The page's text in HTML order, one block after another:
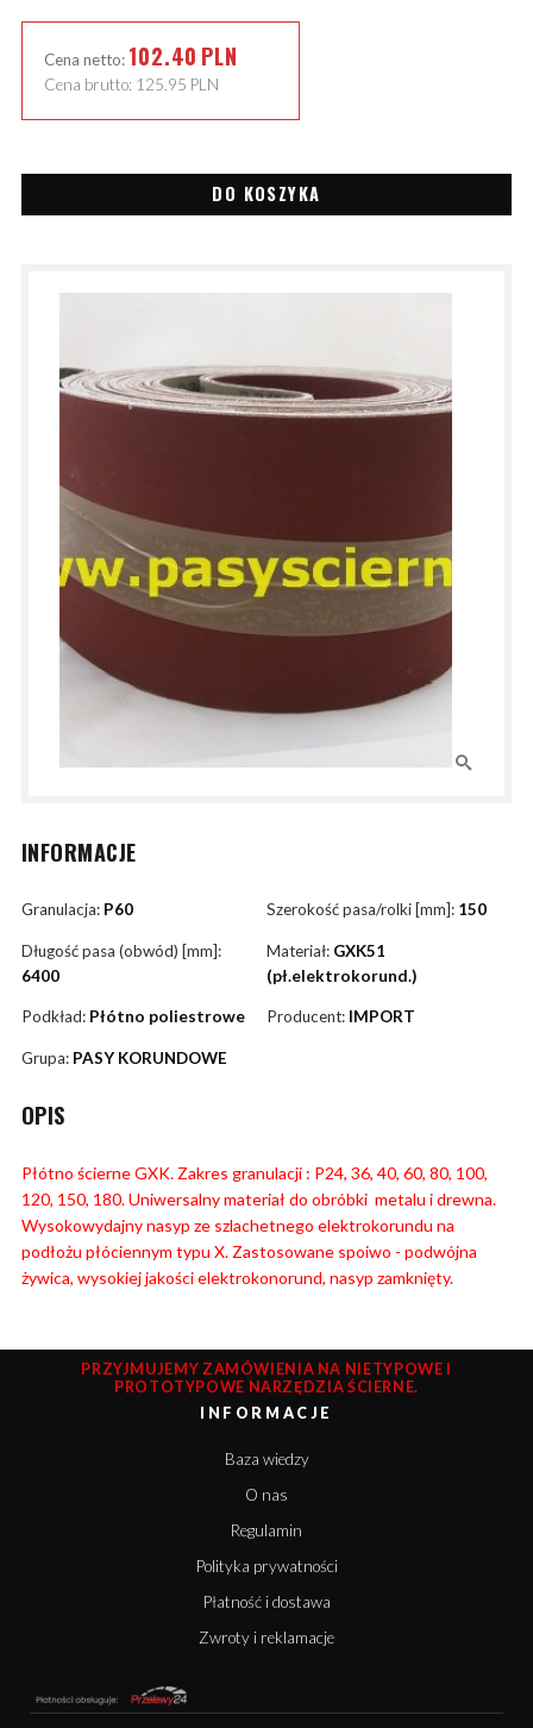
Cena netto: 102.40 PLN
Cena brutto: 125.95 PLN
DO KOSZYKA
INFORMACJE
Granulacja: P60 Szerokość pasa/rolki [mm]: 150
Długość pasa (obwód) [mm]:
6400
Materiał: GXK51
(pł.elektrokorund.)
Podkład: Płótno poliestrowe Producent: IMPORT
Grupa: PASY KORUNDOWE
OPIS
Płótno ścierne GXK. Zakres granulacji : P24, 36, 40, 60, 80, 100,
120, 150, 180. Uniwersalny materiał do obróbki metalu i drewna.
Wysokowydajny nasyp ze szlachetnego elektrokorundu na
podłożu płóciennym typu X. Zastosowane spoiwo - podwójna
żywica, wysokiej jakości elektrokonorund, nasyp zamknięty.
PRZYJMUJEMY ZAMÓWIENIA NA NIETYPOWE I
PROTOTYPOWE NARZĘDZIA ŚCIERNE.
INFORMACJE
Baza wiedzy
O nas
Regulamin
Polityka prywatności
Płatność i dostawa
Zwroty i reklamacje